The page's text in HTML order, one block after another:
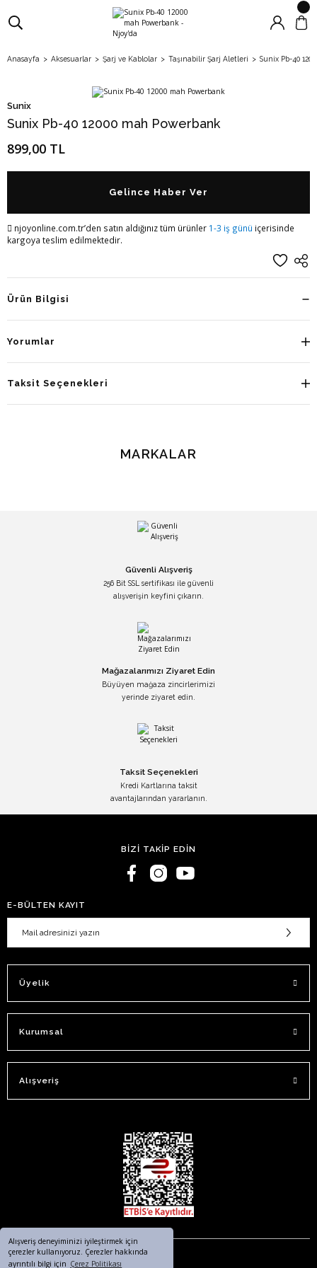
Alışveriş deneyiminizi iyileştirmek için
çerezler kullanıyoruz. Çerezler hakkında
ayrıntılı bilgi için Çerez Politikası
Anasayfa Aksesuarlar Şarj ve Kablolar Taşınabilir Şarj Aletleri Sunix Pb-40
Sunix
Sunix Pb-40 12000 mah Powerbank
899,00 TL
Gelince Haber Ver
njoyonline.com.tr’den satın aldığınız tüm ürünler 1-3 iş günü içerisinde
kargoya teslim edilmektedir.
Ürün Bilgisi
Yorumlar
Taksit Seçenekleri
MARKALAR
Güvenli Alışveriş
256 Bit SSL sertifikası ile güvenli
alışverişin keyfini çıkarın.
Mağazalarımızı Ziyaret Edin
Büyüyen mağaza zincirlerimizi
yerinde ziyaret edin.
Taksit Seçenekleri
Kredi Kartlarına taksit
avantajlarından yararlanın.
BİZİ TAKİP EDİN
E-BÜLTEN KAYIT
Üyelik
Kurumsal
Alışveriş